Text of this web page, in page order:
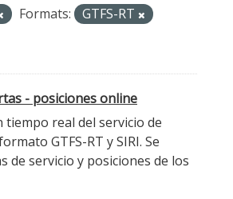
Formats: GTFS-RT
- posiciones online
real del servicio de
GTFS-RT y SIRI. Se
de servicio y posiciones de los